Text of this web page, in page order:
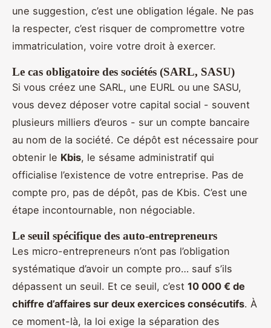
une suggestion, c’est une obligation légale. Ne pas
la respecter, c’est risquer de compromettre votre
immatriculation, voire votre droit à exercer.
Le cas obligatoire des sociétés (SARL, SASU)
Si vous créez une SARL, une EURL ou une SASU,
vous devez déposer votre capital social - souvent
plusieurs milliers d’euros - sur un compte bancaire
au nom de la société. Ce dépôt est nécessaire pour
obtenir le Kbis, le sésame administratif qui
officialise l’existence de votre entreprise. Pas de
compte pro, pas de dépôt, pas de Kbis. C’est une
étape incontournable, non négociable.
Le seuil spécifique des auto-entrepreneurs
Les micro-entrepreneurs n’ont pas l’obligation
systématique d’avoir un compte pro… sauf s’ils
dépassent un seuil. Et ce seuil, c’est 10 000 € de
chiffre d’affaires sur deux exercices consécutifs. À
ce moment-là, la loi exige la séparation des